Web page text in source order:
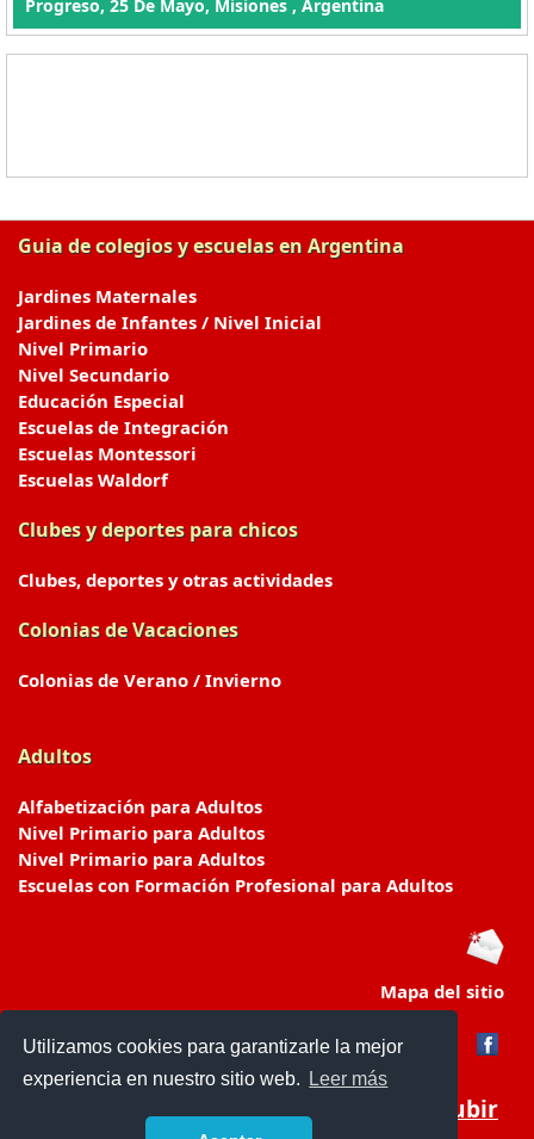
Utilizamos cookies para garantizarle la mejor
experiencia en nuestro sitio web.
Leer más
Progreso, 25 De Mayo, Misiones , Argentina
Guia de colegios y escuelas en Argentina
Jardines Maternales
Jardines de Infantes / Nivel Inicial
Nivel Primario
Nivel Secundario
Educación Especial
Escuelas de Integración
Escuelas Montessori
Escuelas Waldorf
Clubes y deportes para chicos
Clubes, deportes y otras actividades
Colonias de Vacaciones
Colonias de Verano / Invierno
Adultos
Alfabetización para Adultos
Nivel Primario para Adultos
Nivel Primario para Adultos
Escuelas con Formación Profesional para Adultos
Mapa del sitio
Subir